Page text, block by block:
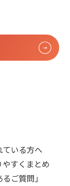
いる方へ
やすくまとめ
ご質問」